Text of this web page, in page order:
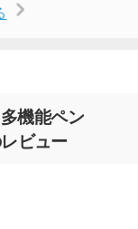
機能ペン
ビュー